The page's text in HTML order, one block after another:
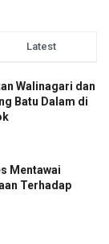
Latest
Walinagari dan
Batu Dalam di
Mentawai
Terhadap